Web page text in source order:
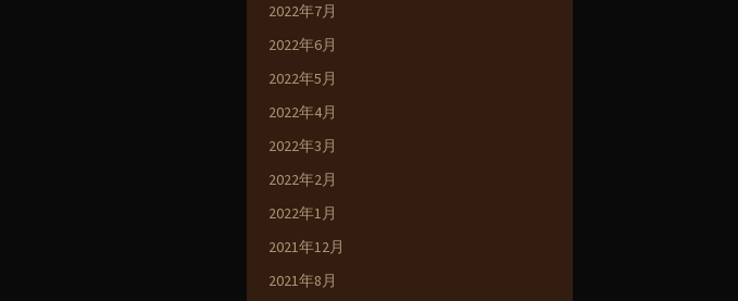
2022年7月
2022年6月
2022年5月
2022年4月
2022年3月
2022年2月
2022年1月
2021年12月
2021年8月